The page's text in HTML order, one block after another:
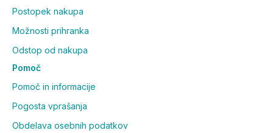
Postopek nakupa
Možnosti prihranka
Odstop od nakupa
Pomoč
Pomoč in informacije
Pogosta vprašanja
Obdelava osebnih podatkov